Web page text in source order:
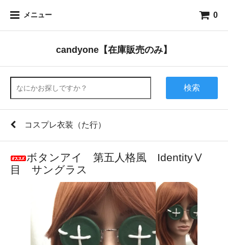
メニュー 0
candyone【在庫販売のみ】
検索
コスプレ衣装（た行）
ボタンアイ 第五人格風 IdentityⅤ
目 サングラス